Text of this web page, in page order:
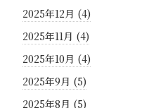
2025年12月 (4)
2025年11月 (4)
2025年10月 (4)
2025年9月 (5)
2025年8月 (5)